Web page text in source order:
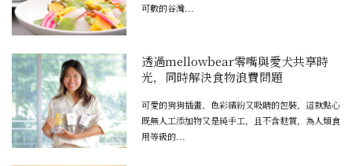
可數的谷灣...
透過mellowbear零嘴與愛犬共享時
光，同時解決食物浪費問題
可愛的狗狗插畫、色彩繽紛又吸睛的包裝，這款點心
既無人工添加物又是純手工，且不含麩質，為人類食
用等級的...